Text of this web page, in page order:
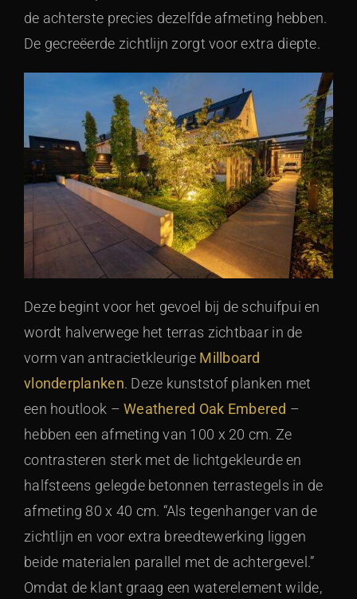
de achterste precies dezelfde afmeting hebben.
De gecreëerde zichtlijn zorgt voor extra diepte.
Deze begint voor het gevoel bij de schuifpui en
wordt halverwege het terras zichtbaar in de
vorm van antracietkleurige Millboard
vlonderplanken. Deze kunststof planken met
een houtlook –Weathered Oak Embered –
hebben een afmeting van 100 x 20 cm. Ze
contrasteren sterk met de lichtgekleurde en
halfsteens gelegde betonnen terrastegels in de
afmeting 80 x 40 cm. “Als tegenhanger van de
zichtlijn en voor extra breedtewerking liggen
beide materialen parallel met de achtergevel.”
Omdat de klant graag een waterelement wilde,